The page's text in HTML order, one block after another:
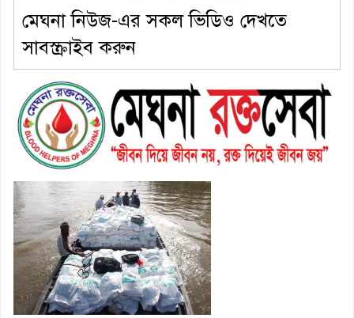
৭। দাউদকান্দিতে মুচি সম্প্রদায়ের
খোঁজখবর নিলেন ড. খন্দকার মারুফ
৮। মেঘনায় আইন-শৃঙ্খলা কমিটির
মাসিক সভা অনুষ্ঠিত
মোশাররফ হোসেনের মূল্যায়ন কোথায়
এবং একটি বিশ্লেষণ
১০। দাউদকান্দিতে ইউপি সদস্যকে
মারধরের চেষ্টা ও প্রাণনাশের হুমকির
অভিযোগ
মেঘনা নিউজ-এর সকল ভিডিও দেখতে
সাবস্ক্রাইব করুন